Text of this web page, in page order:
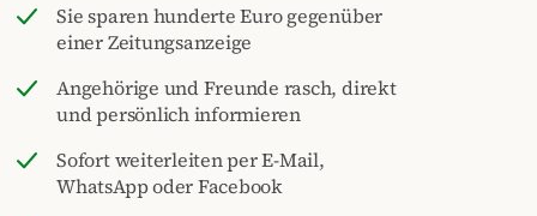
Sie sparen hunderte Euro gegenüber
einer Zeitungsanzeige
Angehörige und Freunde rasch, direkt
und persönlich informieren
Sofort weiterleiten per E-Mail,
WhatsApp oder Facebook